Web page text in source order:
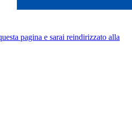
pagina e sarai reindirizzato alla